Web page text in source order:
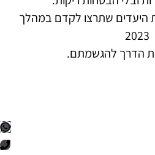
היעדים שתרצו לקדם במהלך
2023
את הדרך להגשמתם.